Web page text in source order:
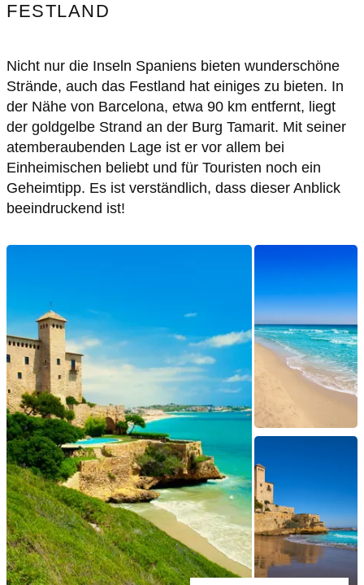
FESTLAND
Nicht nur die Inseln Spaniens bieten wunderschöne
Strände, auch das Festland hat einiges zu bieten. In
der Nähe von Barcelona, etwa 90 km entfernt, liegt
der goldgelbe Strand an der Burg Tamarit. Mit seiner
atemberaubenden Lage ist er vor allem bei
Einheimischen beliebt und für Touristen noch ein
Geheimtipp. Es ist verständlich, dass dieser Anblick
beeindruckend ist!